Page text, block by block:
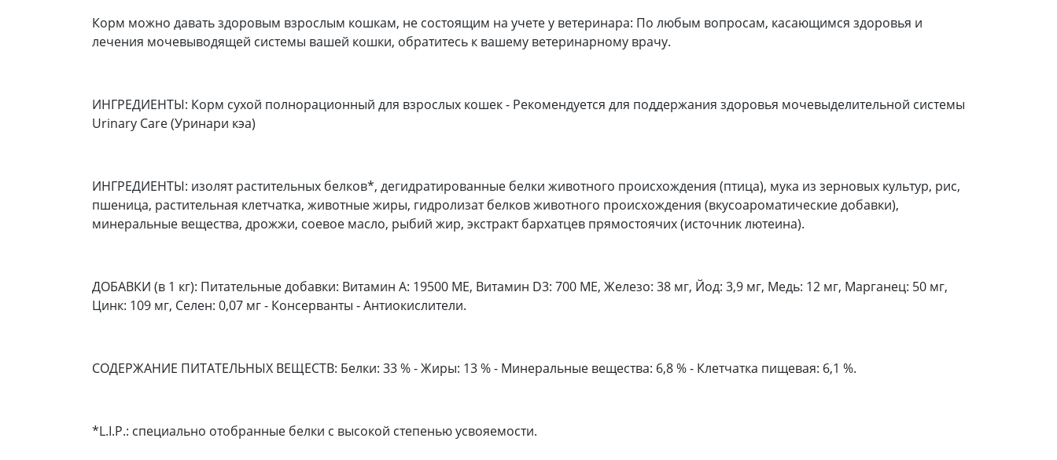
Корм можно давать здоровым взрослым кошкам, не состоящим на учете у ветеринара: По любым вопросам, касающимся здоровья и
лечения мочевыводящей системы вашей кошки, обратитесь к вашему ветеринарному врачу.
ИНГРЕДИЕНТЫ: Корм сухой полнорационный для взрослых кошек - Рекомендуется для поддержания здоровья мочевыделительной системы
Urinary Care (Уринари кэа)
ИНГРЕДИЕНТЫ: изолят растительных белков*, дегидратированные белки животного происхождения (птица), мука из зерновых культур, рис,
пшеница, растительная клетчатка, животные жиры, гидролизат белков животного происхождения (вкусоароматические добавки),
минеральные вещества, дрожжи, соевое масло, рыбий жир, экстракт бархатцев прямостоячих (источник лютеина).
ДОБАВКИ (в 1 кг): Питательные добавки: Витамин A: 19500 ME, Витамин D3: 700 ME, Железо: 38 мг, Йод: 3,9 мг, Медь: 12 мг, Марганец: 50 мг,
Цинк: 109 мг, Ceлeн: 0,07 мг - Консерванты - Антиокислители.
СОДЕРЖАНИЕ ПИТАТЕЛЬНЫХ ВЕЩЕСТВ: Белки: 33 % - Жиры: 13 % - Минеральные вещества: 6,8 % - Клетчатка пищевая: 6,1 %.
*L.I.P.: специально отобранные белки с высокой степенью усвояемости.